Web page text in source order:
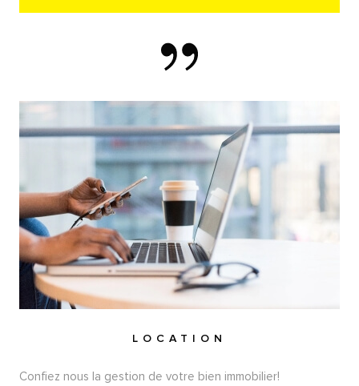
LOCATION
Confiez nous la gestion de votre bien immobilier!